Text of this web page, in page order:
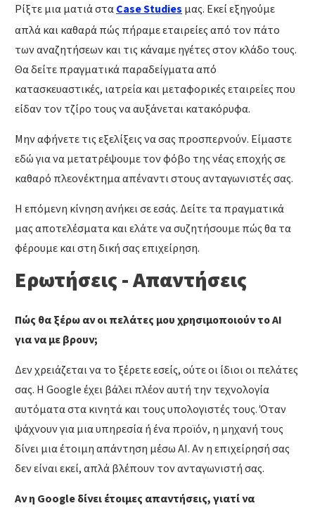
Ρίξτε μια ματιά σταCase Studies μας. Εκεί εξηγούμε
απλά και καθαρά πώς πήραμε εταιρείες από τον πάτο
των αναζητήσεων και τις κάναμε ηγέτες στον κλάδο τους.
Θα δείτε πραγματικά παραδείγματα από
κατασκευαστικές, ιατρεία και μεταφορικές εταιρείες που
είδαν τον τζίρο τους να αυξάνεται κατακόρυφα.
Μην αφήνετε τις εξελίξεις να σας προσπερνούν. Είμαστε
εδώ για να μετατρέψουμε τον φόβο της νέας εποχής σε
καθαρό πλεονέκτημα απέναντι στους ανταγωνιστές σας.
Η επόμενη κίνηση ανήκει σε εσάς. Δείτε τα πραγματικά
μας αποτελέσματα και ελάτε να συζητήσουμε πώς θα τα
φέρουμε και στη δική σας επιχείρηση.
Ερωτήσεις - Απαντήσεις
Πώς θα ξέρω αν οι πελάτες μου χρησιμοποιούν το AI
για να με βρουν;
Δεν χρειάζεται να το ξέρετε εσείς, ούτε οι ίδιοι οι πελάτες
σας. Η Google έχει βάλει πλέον αυτή την τεχνολογία
αυτόματα στα κινητά και τους υπολογιστές τους. Όταν
ψάχνουν για μια υπηρεσία ή ένα προϊόν, η μηχανή τους
δίνει μια έτοιμη απάντηση μέσω AI. Αν η επιχείρησή σας
δεν είναι εκεί, απλά βλέπουν τον ανταγωνιστή σας.
Αν η Google δίνει έτοιμες απαντήσεις, γιατί να